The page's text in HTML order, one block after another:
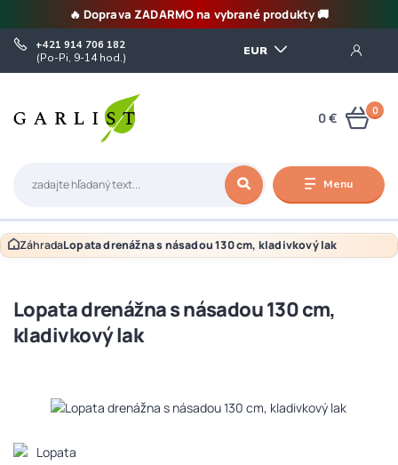
🔥 Doprava ZADARMO na vybrané produkty 🚚
Menu
EUR
+421 914 706 182
(Po-Pi, 9-14 hod.)
0
0 €
ZáhradaLopata drenážna s násadou 130 cm, kladivkový lak
Lopata drenážna s násadou 130 cm,
kladivkový lak